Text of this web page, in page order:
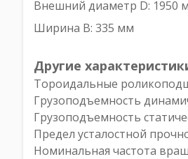
Внешний диаметр D: 1950
Ширина B: 335 мм
Другие
Тороидальные
Грузоподъемность
Грузоподъемность
Предел усталостной
Номинальная частота